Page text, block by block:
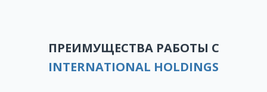
ПРЕИМУЩЕСТВА РАБОТЫ С
INTERNATIONAL HOLDINGS